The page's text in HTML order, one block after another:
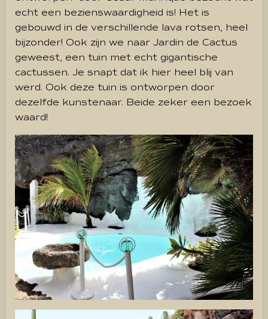
echt een bezienswaardigheid is! Het is
gebouwd in de verschillende lava rotsen, heel
bijzonder! Ook zijn we naar Jardin de Cactus
geweest, een tuin met echt gigantische
cactussen. Je snapt dat ik hier heel blij van
werd. Ook deze tuin is ontworpen door
dezelfde kunstenaar. Beide zeker een bezoek
waard!